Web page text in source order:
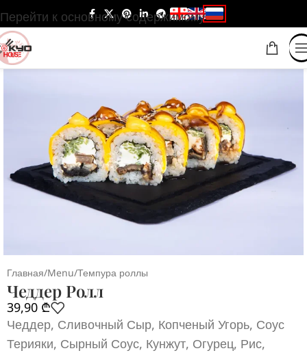
Перейти к основному содержимому
Главная/Menu/Темпура роллы
Чеддер Ролл
39,90 ₾
Чеддер, Сливочный Сыр, Копченый Угорь, Соус
Терияки, Сырный Соус, Кунжут, Огурец, Рис,